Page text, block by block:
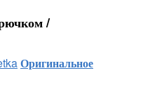
/
Оригинальное